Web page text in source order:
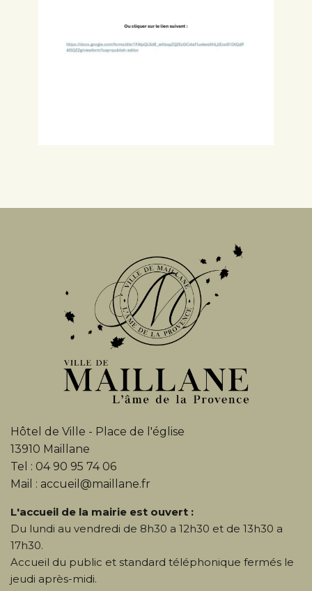
Hôtel de Ville - Place de l'église
13910 Maillane
Tel : 04 90 95 74 06
Mail : accueil@maillane.fr
L'accueil de la mairie est ouvert :
Du lundi au vendredi de 8h30 a 12h30 et de 13h30 a
17h30.
Accueil du public et standard téléphonique fermés le
jeudi après-midi.